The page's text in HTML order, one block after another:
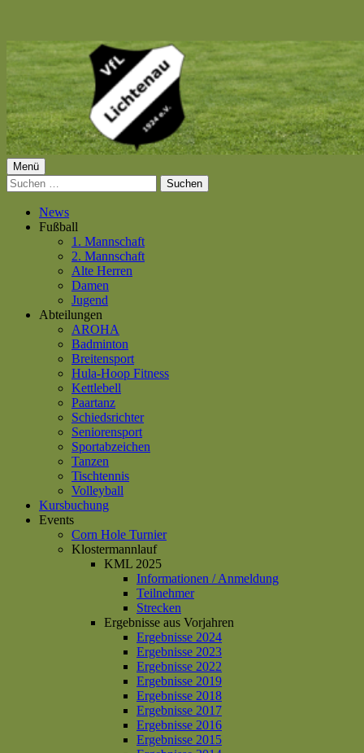
Springe
zum
Inhalt
VfL Lichtenau 1924 e.V.
Primäres
Menü
Menü
Suchen
nach:
News
Fußball
1. Mannschaft
2. Mannschaft
Alte Herren
Damen
Jugend
Abteilungen
AROHA
Badminton
Breitensport
Hula-Hoop Fitness
Kettlebell
Paartanz
Schiedsrichter
Seniorensport
Sportabzeichen
Tanzen
Tischtennis
Volleyball
Kursbuchung
Events
Corn Hole Turnier
Klostermannlauf
KML 2025
Informationen / Anmeldung
Teilnehmer
Strecken
Ergebnisse aus Vorjahren
Ergebnisse 2024
Ergebnisse 2023
Ergebnisse 2022
Ergebnisse 2019
Ergebnisse 2018
Ergebnisse 2017
Ergebnisse 2016
Ergebnisse 2015